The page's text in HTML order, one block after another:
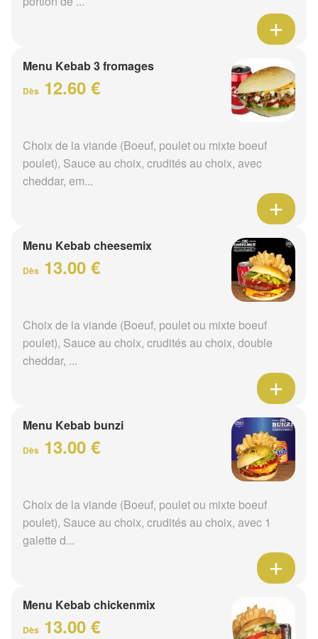
Menu Kebab 3 fromages
Dès 12.60 €
Choix de la viande (Boeuf, poulet ou mixte boeuf
poulet), Sauce au choix, crudités au choix, avec
cheddar, em...
Menu Kebab cheesemix
Dès 13.00 €
Choix de la viande (Boeuf, poulet ou mixte boeuf
poulet), Sauce au choix, crudités au choix, double
cheddar, ...
Menu Kebab bunzi
Dès 13.00 €
Choix de la viande (Boeuf, poulet ou mixte boeuf
poulet), Sauce au choix, crudités au choix, avec 1
galette d...
Menu Kebab chickenmix
Dès 13.00 €